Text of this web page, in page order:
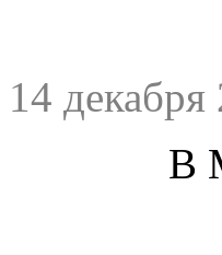
14 декабря
В